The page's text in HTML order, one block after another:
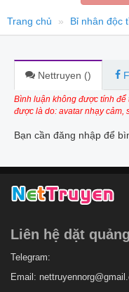
Trang chủ Bỉ nhân độc
Nettruyen ()
Bình luận không được tính
được là do: avatar nhạy cảm,
Bạn cần đăng nhập để
Liên hệ dặt
Telegram:
Email: